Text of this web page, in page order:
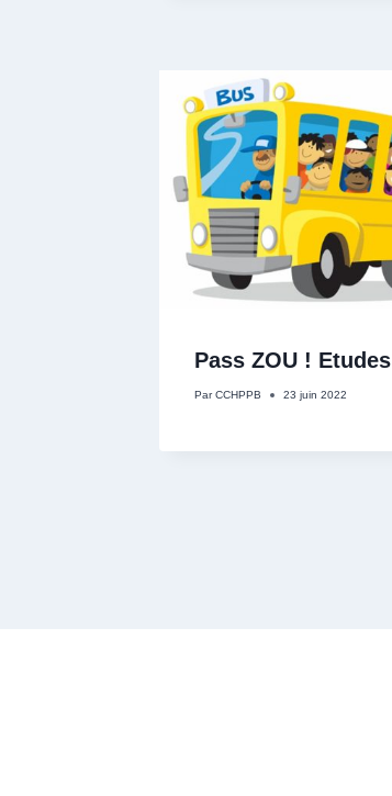
Pass ZOU ! Etudes
Par CCHPPB 23 juin 2022